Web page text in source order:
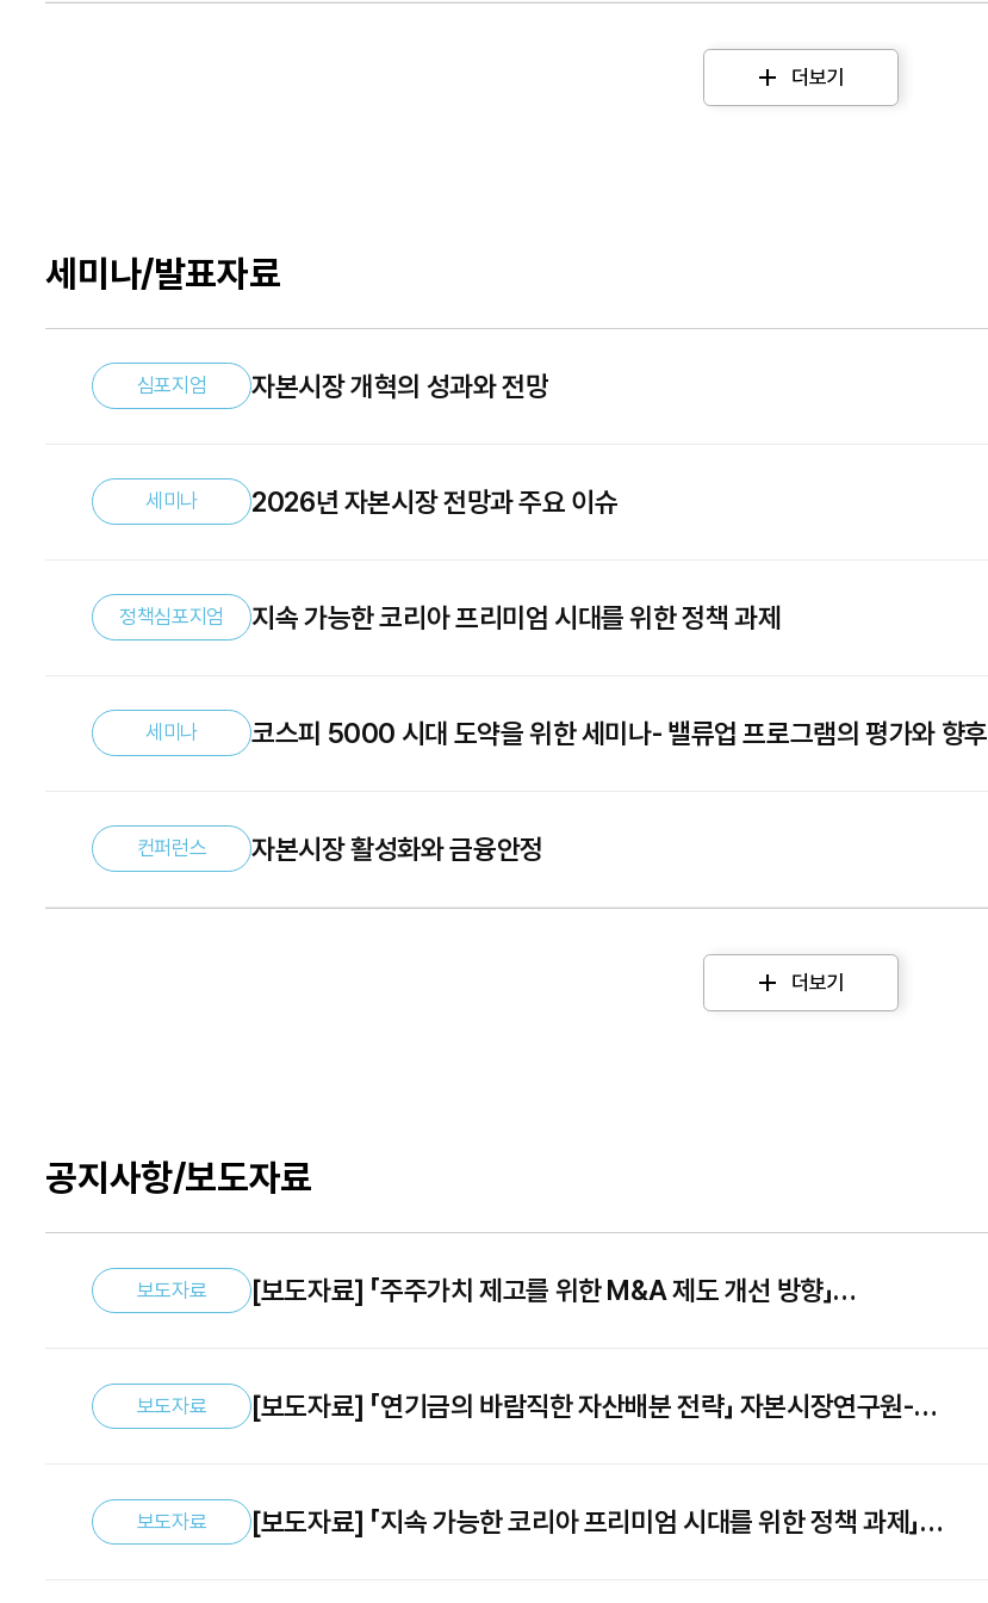
더보기
세미나/발표자료
심포지엄 자본시장 개혁의 성과와 전망
세미나 2026년 자본시장 전망과 주요 이슈
정책심포지엄 지속 가능한 코리아 프리미엄 시대를 위한 정책 과제
세미나
코스피 5000 시대 도약을 위한 세미나- 밸류업 프로그램의 평가와 향후
컨퍼런스 자본시장 활성화와 금융안정
더보기
공지사항/보도자료
보도자료
[보도자료] 「주주가치 제고를 위한 M&A 제도 개선 방향」
보도자료
[보도자료] 「연기금의 바람직한 자산배분 전략」 자본시장연구원-
보도자료
[보도자료] 「지속 가능한 코리아 프리미엄 시대를 위한 정책 과제」